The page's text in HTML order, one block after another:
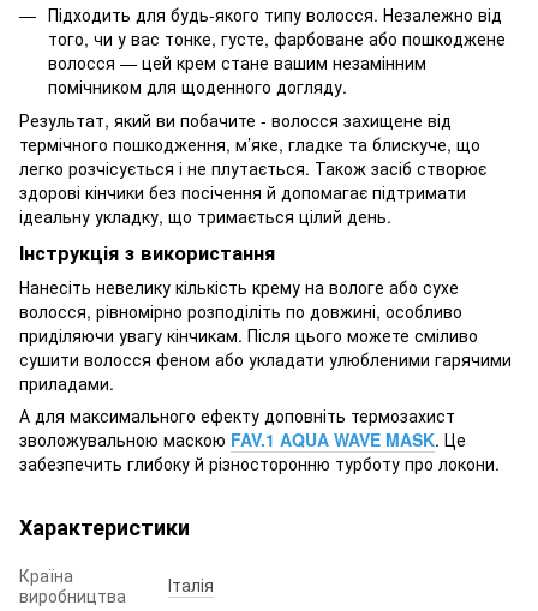
Підходить для будь-якого типу волосся. Незалежно від
того, чи у вас тонке, густе, фарбоване або пошкоджене
волосся — цей крем стане вашим незамінним
помічником для щоденного догляду.
Результат, який ви побачите - волосся захищене від
термічного пошкодження, м’яке, гладке та блискуче, що
легко розчісується і не плутається. Також засіб створює
здорові кінчики без посічення й допомагає підтримати
ідеальну укладку, що тримається цілий день.
Інструкція з використання
Нанесіть невелику кількість крему на вологе або сухе
волосся, рівномірно розподіліть по довжині, особливо
приділяючи увагу кінчикам. Після цього можете сміливо
сушити волосся феном або укладати улюбленими гарячими
приладами.
А для максимального ефекту доповніть термозахист
зволожувальною маскою FAV.1 AQUA WAVE MASK. Це
забезпечить глибоку й різносторонню турботу про локони.
Характеристики
Країна
виробництва
Італія